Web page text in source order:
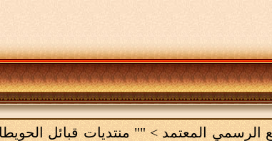
الرسمي المعتمد > "" منتديات قبائل